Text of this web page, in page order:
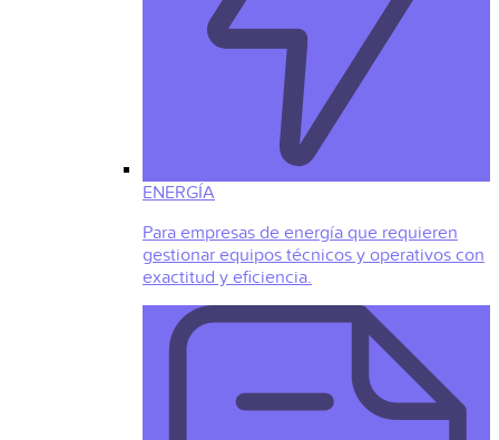
ENERGÍA
Para empresas de energía que requieren
gestionar equipos técnicos y operativos con
exactitud y eficiencia.